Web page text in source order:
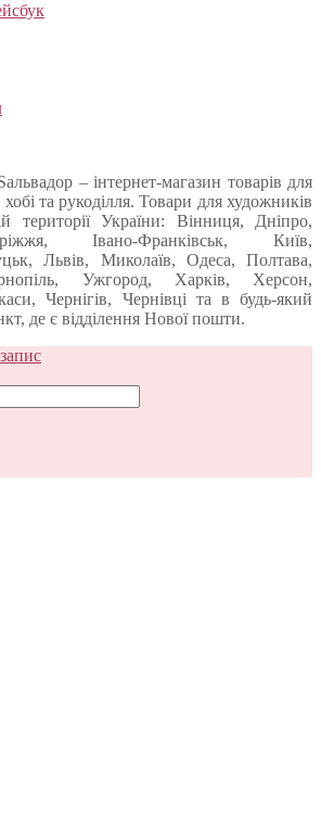
– інтернет-магазин товарів для
та рукоділля. Товари для художників
території України: Вінниця, Дніпро,
Івано-Франківськ, Київ,
Львів, Миколаїв, Одеса, Полтава,
Ужгород, Харків, Херсон,
Чернігів, Чернівці та в будь-який
де є відділення Нової пошти.